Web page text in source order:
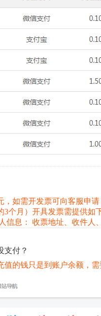
，如需开发票可向客服申
3个月）开具发票需提供
信息： 收票地址、收件人
支付？
值的钱只是到账户余额，